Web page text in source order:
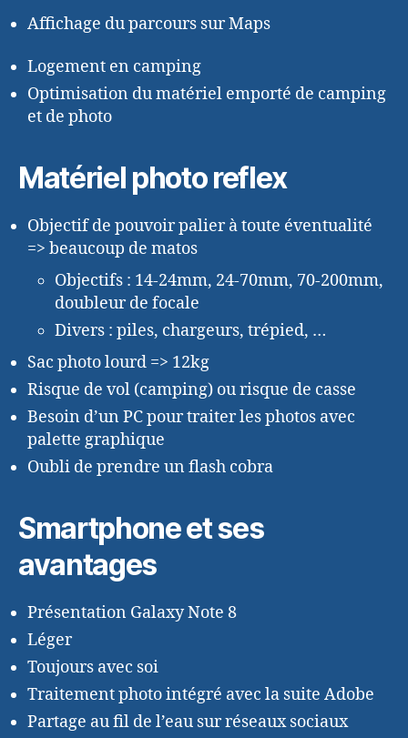
Affichage du parcours sur Maps
Logement en camping
Optimisation du matériel emporté de camping
et de photo
Matériel photo reflex
Objectif de pouvoir palier à toute éventualité
=> beaucoup de matos
Objectifs : 14-24mm, 24-70mm, 70-200mm,
doubleur de focale
Divers : piles, chargeurs, trépied, …
Sac photo lourd => 12kg
Risque de vol (camping) ou risque de casse
Besoin d’un PC pour traiter les photos avec
palette graphique
Oubli de prendre un flash cobra
Smartphone et ses
avantages
Présentation Galaxy Note 8
Léger
Toujours avec soi
Traitement photo intégré avec la suite Adobe
Partage au fil de l’eau sur réseaux sociaux